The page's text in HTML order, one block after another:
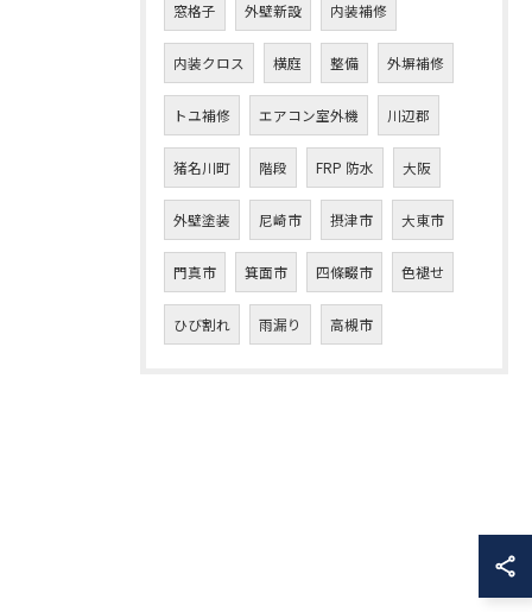
窓格子 外壁新設 内装補修
内装クロス 横庭 整備 外塀補修
トユ補修 エアコン室外機 川辺郡
猪名川町 階段 FRP 防水 大阪
外壁塗装 尼崎市 摂津市 大東市
門真市 箕面市 四條畷市 色褪せ
ひび割れ 雨漏り 高槻市